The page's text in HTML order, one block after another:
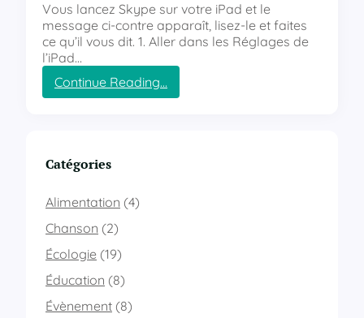
Vous lancez Skype sur votre iPad et le
message ci-contre apparaît, lisez-le et faites
ce qu’il vous dit. 1. Aller dans les Réglages de
l’iPad…
Continue Reading…
:
Catégories
Alimentation (4)
Chanson (2)
Écologie (19)
Éducation (8)
Évènement (8)